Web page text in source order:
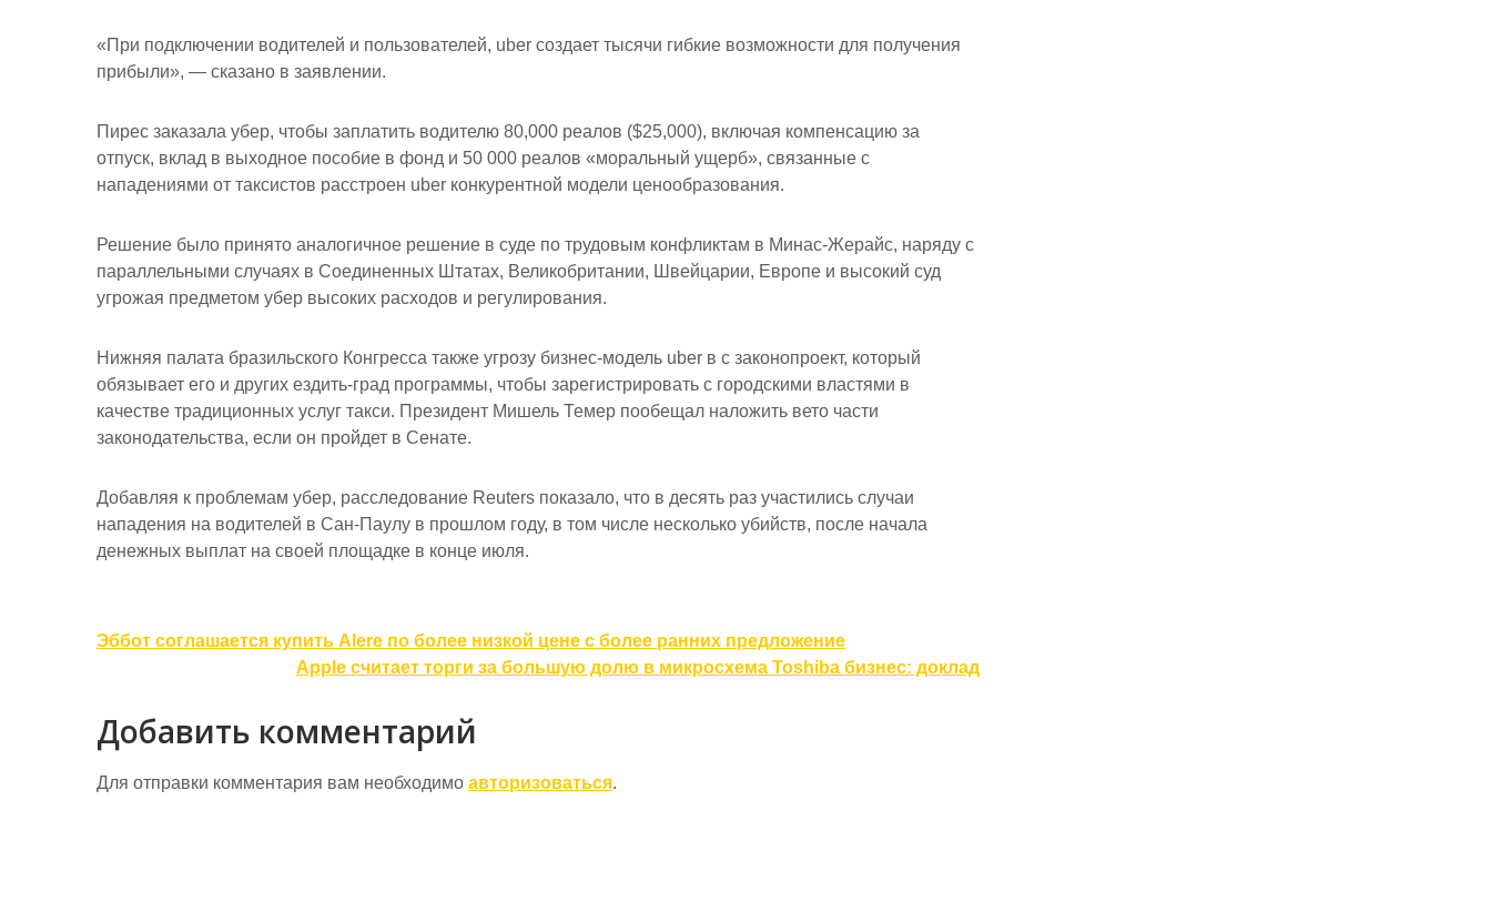
«При подключении водителей и пользователей, uber создает тысячи гибкие возможности для получения
прибыли», — сказано в заявлении.
Пирес заказала убер, чтобы заплатить водителю 80,000 реалов ($25,000), включая компенсацию за
отпуск, вклад в выходное пособие в фонд и 50 000 реалов «моральный ущерб», связанные с
нападениями от таксистов расстроен uber конкурентной модели ценообразования.
Решение было принято аналогичное решение в суде по трудовым конфликтам в Минас-Жерайс, наряду с
параллельными случаях в Соединенных Штатах, Великобритании, Швейцарии, Европе и высокий суд
угрожая предметом убер высоких расходов и регулирования.
Нижняя палата бразильского Конгресса также угрозу бизнес-модель uber в с законопроект, который
обязывает его и других ездить-град программы, чтобы зарегистрировать с городскими властями в
качестве традиционных услуг такси. Президент Мишель Темер пообещал наложить вето части
законодательства, если он пройдет в Сенате.
Добавляя к проблемам убер, расследование Reuters показало, что в десять раз участились случаи
нападения на водителей в Сан-Паулу в прошлом году, в том числе несколько убийств, после начала
денежных выплат на своей площадке в конце июля.
Навигация
записям
Эббот соглашается купить Alere по более низкой цене с более ранних предложение
Apple считает торги за большую долю в микросхема Toshiba бизнес: доклад
Добавить комментарий
Для отправки комментария вам необходимо авторизоваться.